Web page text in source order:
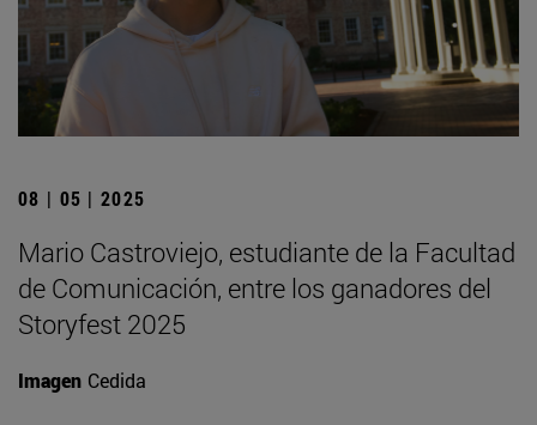
08 | 05 | 2025
Mario Castroviejo, estudiante de la Facultad
de Comunicación, entre los ganadores del
Storyfest 2025
Imagen Cedida